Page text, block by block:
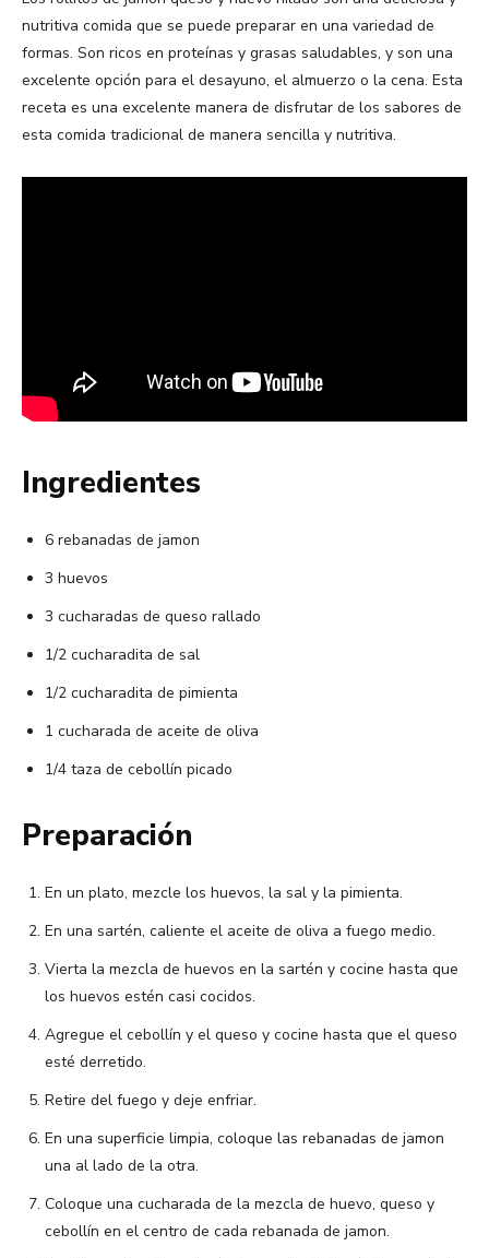
nutritiva comida que se puede preparar en una variedad de
formas. Son ricos en proteínas y grasas saludables, y son una
excelente opción para el desayuno, el almuerzo o la cena. Esta
receta es una excelente manera de disfrutar de los sabores de
esta comida tradicional de manera sencilla y nutritiva.
Ingredientes
6 rebanadas de jamon
3 huevos
3 cucharadas de queso rallado
1/2 cucharadita de sal
1/2 cucharadita de pimienta
1 cucharada de aceite de oliva
1/4 taza de cebollín picado
Preparación
En un plato, mezcle los huevos, la sal y la pimienta.
En una sartén, caliente el aceite de oliva a fuego medio.
Vierta la mezcla de huevos en la sartén y cocine hasta que
los huevos estén casi cocidos.
Agregue el cebollín y el queso y cocine hasta que el queso
esté derretido.
Retire del fuego y deje enfriar.
En una superficie limpia, coloque las rebanadas de jamon
una al lado de la otra.
Coloque una cucharada de la mezcla de huevo, queso y
cebollín en el centro de cada rebanada de jamon.